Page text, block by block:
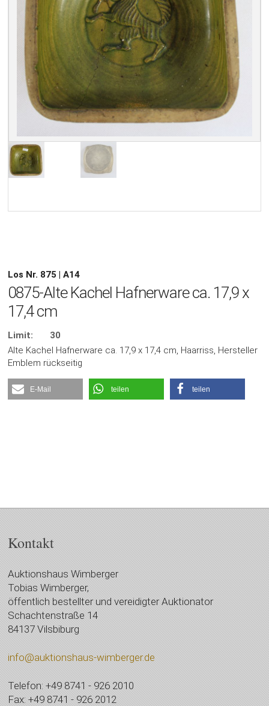
Los Nr. 875 | A14
0875-Alte Kachel Hafnerware ca. 17,9 x
17,4 cm
Limit:
30
Alte Kachel Hafnerware ca. 17,9 x 17,4 cm, Haarriss, Hersteller
Emblem rückseitig
E-Mail teilen teilen
Kontakt
Auktionshaus Wimberger
Tobias Wimberger,
öffentlich bestellter und vereidigter Auktionator
Schachtenstraße 14
84137 Vilsbiburg
info@auktionshaus-wimberger.de
Telefon: +49 8741 - 926 2010
Fax: +49 8741 - 926 2012